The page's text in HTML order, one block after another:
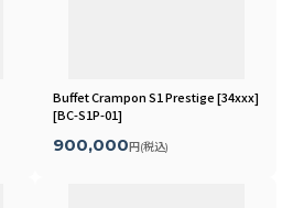
Buffet Crampon S1 Prestige [34xxx]
[BC-S1P-01]
900,000円(税込)